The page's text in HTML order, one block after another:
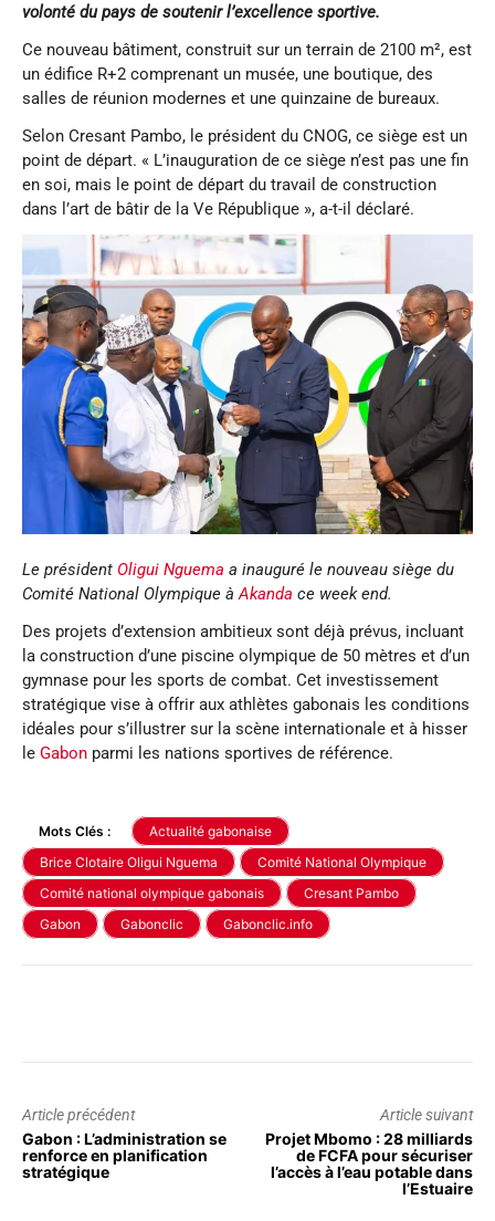
volonté du pays de soutenir l’excellence sportive.
Ce nouveau bâtiment, construit sur un terrain de 2100 m², est
un édifice R+2 comprenant un musée, une boutique, des
salles de réunion modernes et une quinzaine de bureaux.
Selon Cresant Pambo, le président du CNOG, ce siège est un
point de départ. « L’inauguration de ce siège n’est pas une fin
en soi, mais le point de départ du travail de construction
dans l’art de bâtir de la Ve République », a-t-il déclaré.
Le président Oligui Nguema a inauguré le nouveau siège du
Comité National Olympique àAkanda ce week end.
Des projets d’extension ambitieux sont déjà prévus, incluant
la construction d’une piscine olympique de 50 mètres et d’un
gymnase pour les sports de combat. Cet investissement
stratégique vise à offrir aux athlètes gabonais les conditions
idéales pour s’illustrer sur la scène internationale et à hisser
le Gabon parmi les nations sportives de référence.
Mots Clés :
Actualité gabonaise
Brice Clotaire Oligui Nguema
Comité National Olympique
Comité national olympique gabonais
Cresant Pambo
Gabon
Gabonclic Gabonclic.info
Article précédent
Gabon : L’administration se
renforce en planification
stratégique
Article suivant
Projet Mbomo : 28 milliards
de FCFA pour sécuriser
l’accès à l’eau potable dans
l’Estuaire